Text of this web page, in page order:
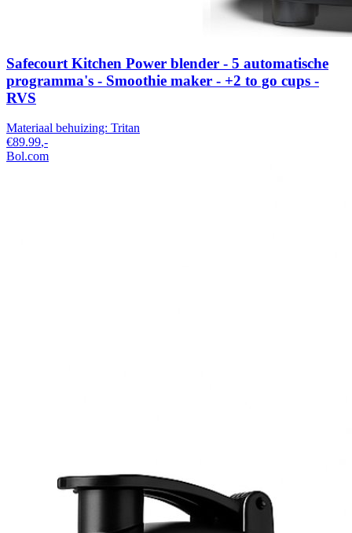
Safecourt Kitchen Power blender - 5 automatische
programma's - Smoothie maker - +2 to go cups -
RVS
Materiaal behuizing: Tritan
€89.99,-
Bol.com